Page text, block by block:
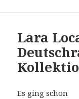
Lara
Es ging schon